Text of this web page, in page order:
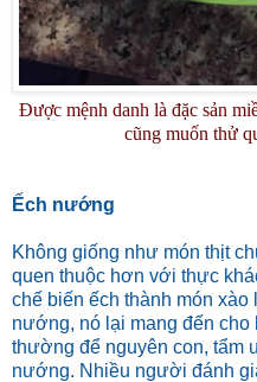
Được mệnh danh là đặc sản
cũng muốn thử
Ếch nướng
Không giống như món thịt
quen thuộc hơn với thực
chế biến ếch thành món
nướng, nó lại mang đến
thường để nguyên con, tẩm
nướng. Nhiều người đánh